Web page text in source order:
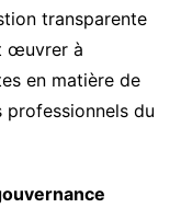
transparente
œuvrer à
en matière de
du